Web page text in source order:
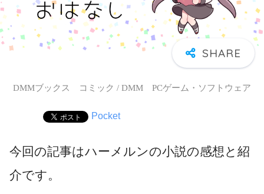
DMMブックス コミック / DMM PCゲーム・ソフトウェア
Pocket
今回の記事はハーメルンの小説の感想と紹
介です。